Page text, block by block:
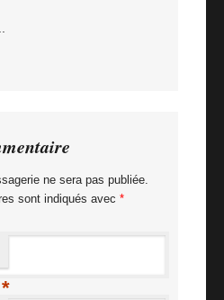
ne sera pas publiée.
sont indiqués avec *
*